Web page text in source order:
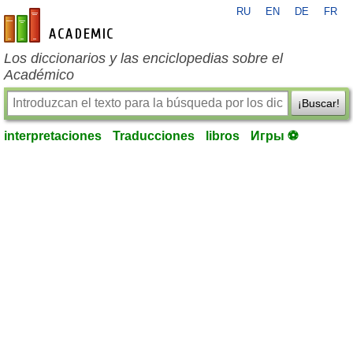
es-academic.com
RU EN DE FR
Los diccionarios y las enciclopedias sobre el
Académico
¡Buscar!
interpretaciones Traducciones libros Игры ⚽